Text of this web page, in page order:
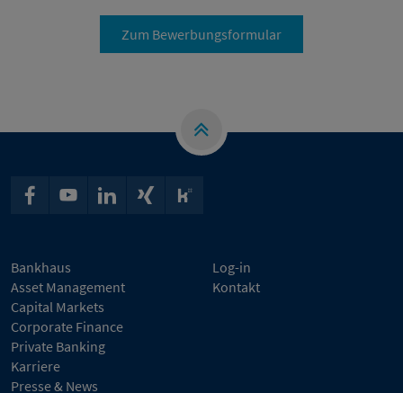
Zum Bewerbungsformular
Bankhaus
Asset Management
Capital Markets
Corporate Finance
Private Banking
Karriere
Presse & News
Log-in
Kontakt